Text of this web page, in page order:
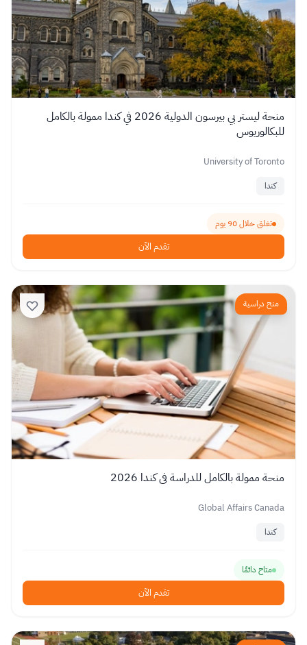
منحة ليستر بي بيرسون الدولية 2026 في كندا ممولة بالكامل
للبكالوريوس
University of Toronto
كندا
تغلق خلال 90 يوم
تقدم الآن
منح دراسية
منحة ممولة بالكامل للدراسة في كندا 2026
Global Affairs Canada
كندا
متاح دائمًا
تقدم الآن